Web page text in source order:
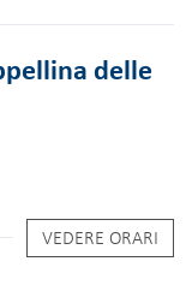
delle
VEDERE ORARI